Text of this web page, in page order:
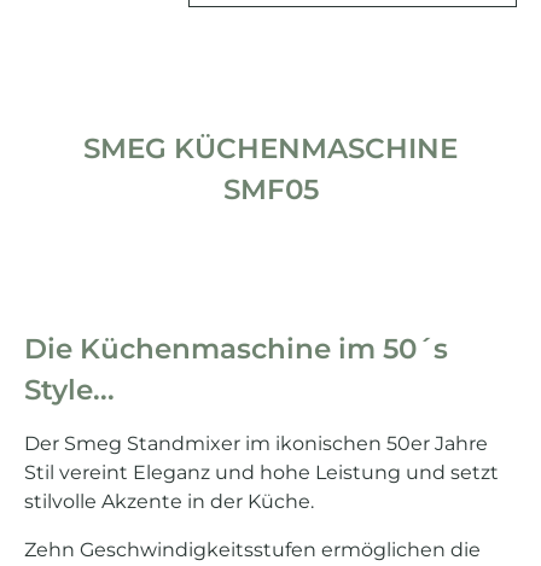
SMEG KÜCHENMASCHINE
SMF05
Die Küchenmaschine im 50´s
Style...
Der Smeg Standmixer im ikonischen 50er Jahre
Stil vereint Eleganz und hohe Leistung und setzt
stilvolle Akzente in der Küche.
Zehn Geschwindigkeitsstufen ermöglichen die